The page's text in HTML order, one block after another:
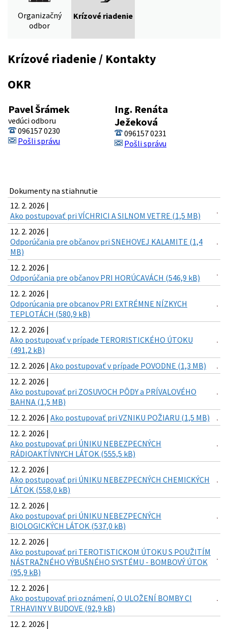
Organizačný
odbor
Krízové riadenie
Krízové riadenie / Kontakty
OKR
Pavel Šrámek
vedúci odboru
096157 0230
Pošli správu
Ing. Renáta
Ježeková
096157 0231
Pošli správu
Dokumenty na stiahnutie
12. 2. 2026 |
Ako postupovať pri VÍCHRICI A SILNOM VETRE (1,5 MB)
12. 2. 2026 |
Odporúčania pre občanov pri SNEHOVEJ KALAMITE (1,4
MB)
12. 2. 2026 |
Odporúčania pre občanov PRI HORÚCAVÁCH (546,9 kB)
12. 2. 2026 |
Odporúcania pre obcanov PRI EXTRÉMNE NÍZKYCH
TEPLOTÁCH (580,9 kB)
12. 2. 2026 |
Ako postupovať v prípade TERORISTICKÉHO ÚTOKU
(491,2 kB)
12. 2. 2026 | Ako postupovať v prípade POVODNE (1,3 MB)
12. 2. 2026 |
Ako postupovať pri ZOSUVOCH PÔDY a PRÍVALOVÉHO
BAHNA (1,5 MB)
12. 2. 2026 | Ako postupovať pri VZNIKU POŽIARU (1,5 MB)
12. 2. 2026 |
Ako postupovať pri ÚNIKU NEBEZPECNÝCH
RÁDIOAKTÍVNYCH LÁTOK (555,5 kB)
12. 2. 2026 |
Ako postupovať pri ÚNIKU NEBEZPECNÝCH CHEMICKÝCH
LÁTOK (558,0 kB)
12. 2. 2026 |
Ako postupovať pri ÚNIKU NEBEZPECNÝCH
BIOLOGICKÝCH LÁTOK (537,0 kB)
12. 2. 2026 |
Ako postupovať pri TEROTISTICKOM ÚTOKU S POUŽITÍM
NÁSTRAŽNÉHO VÝBUŠNÉHO SYSTÉMU - BOMBOVÝ ÚTOK
(95,9 kB)
12. 2. 2026 |
Ako postupovať pri oznámení, O ULOŽENÍ BOMBY CI
TRHAVINY V BUDOVE (92,9 kB)
12. 2. 2026 |